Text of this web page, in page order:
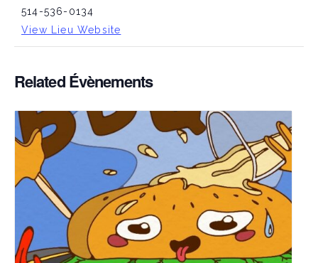
514-536-0134
View Lieu Website
Related Évènements